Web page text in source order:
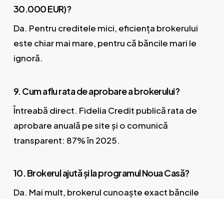
30.000 EUR)?
Da. Pentru creditele mici, eficiența brokerului
este chiar mai mare, pentru că băncile mari le
ignoră.
9. Cum aflu rata de aprobare a brokerului?
Întreabă direct. Fidelia Credit publică rata de
aprobare anuală pe site și o comunică
transparent: 87% în 2025.
10. Brokerul ajută și la programul Noua Casă?
Da. Mai mult, brokerul cunoaște exact băncile